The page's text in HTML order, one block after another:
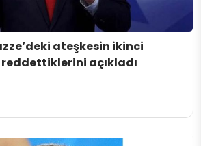
ateşkesin ikinci
reddettiklerini açıkladı